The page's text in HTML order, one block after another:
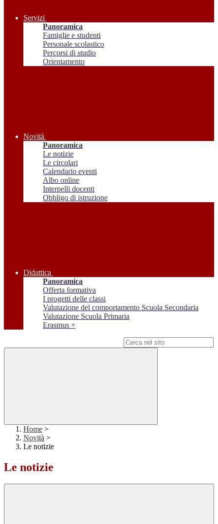
Servizi
Panoramica
Famiglie e studenti
Personale scolastico
Percorsi di studio
Orientamento
Novità
Panoramica
Le notizie
Le circolari
Calendario eventi
Albo online
Interpelli docenti
Obbligo di istruzione
Didattica
Panoramica
Offerta formativa
I progetti delle classi
Valutazione del comportamento Scuola Secondaria
Valutazione Scuola Primaria
Erasmus +
Home >
Novità >
Le notizie
Le notizie